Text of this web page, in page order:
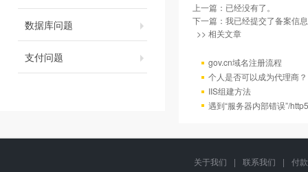
数据库问题
支付问题
上一篇：已经没有了。
下一篇： 我已经提交了备案信
>> 相关文章
gov.cn域名注册流程
个人是否可以成为代理商？
IIS组建方法
遇到“服务器内部错误”/
关于我们 | 联系我们 |
付